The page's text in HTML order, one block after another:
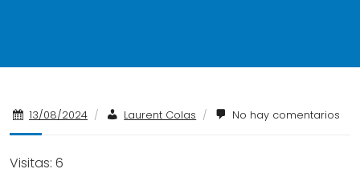
13/08/2024 / Laurent Colas / No hay comentarios
Visitas: 6